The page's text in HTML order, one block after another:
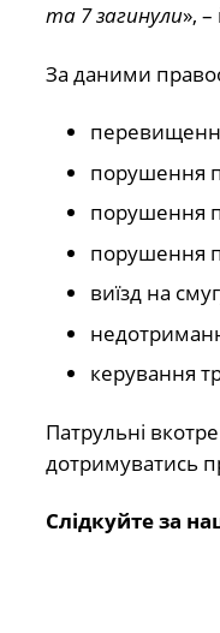
та 7 загинули»,
За даними
порушення
порушення
порушення
виїзд на
керування
Патрульні
дотримуватись
Слідкуйте за